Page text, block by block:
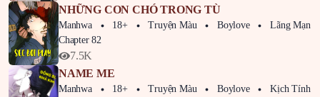
NHỮNG CON CHÓ TRONG TÙ
Manhwa 18+ Truyện Màu Boylove
Lãng Mạn
Chapter 82
7.5K
NAME ME
Manhwa 18+ Truyện Màu Boylove
Kịch Tính